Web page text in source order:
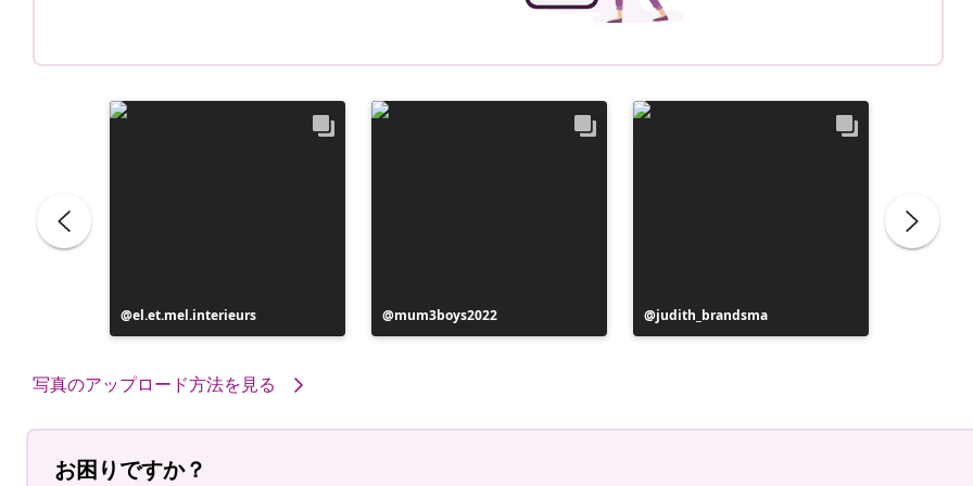
投
稿
el.et.mel.interieurs
投
稿
mum3boys2022
投
稿
judith_brandsma
写真のアップロード方法を見る
お困りですか？